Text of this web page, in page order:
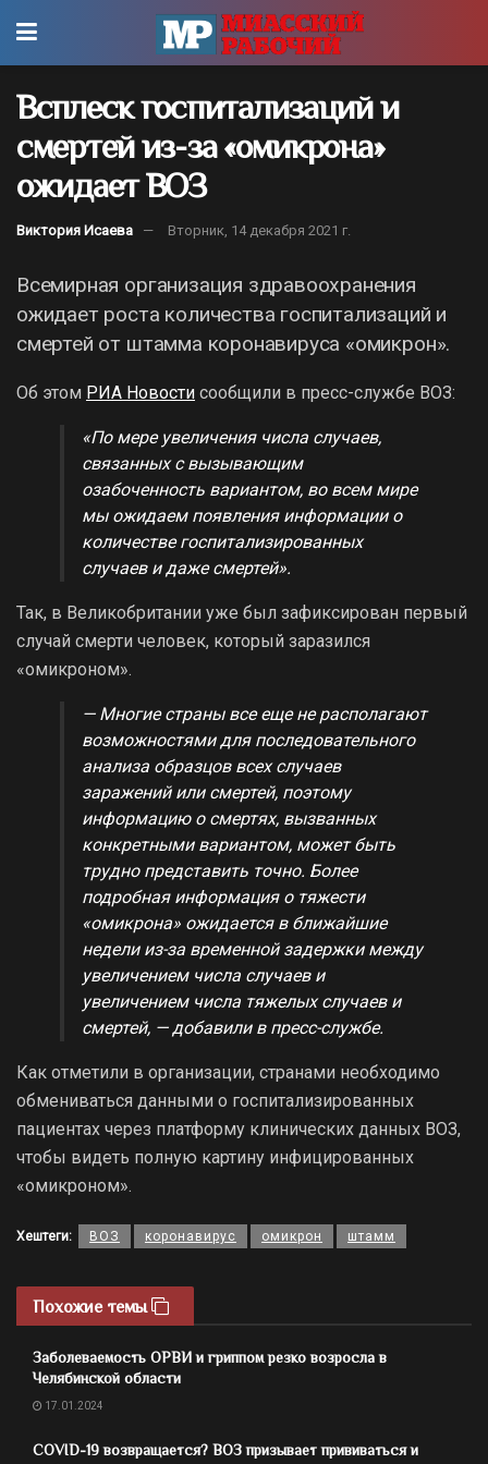
Всплеск госпитализаций и
смертей из-за «омикрона»
ожидает ВОЗ
Виктория Исаева Вторник, 14 декабря 2021 г.
Всемирная организация здравоохранения
ожидает роста количества госпитализаций и
смертей от штамма коронавируса «омикрон».
Об этом РИА Новости сообщили в пресс-службе ВОЗ:
«По мере увеличения числа случаев,
связанных с вызывающим
озабоченность вариантом, во всем мире
мы ожидаем появления информации о
количестве госпитализированных
случаев и даже смертей».
Так, в Великобритании уже был зафиксирован первый
случай смерти человек, который заразился
«омикроном».
— Многие страны все еще не располагают
возможностями для последовательного
анализа образцов всех случаев
заражений или смертей, поэтому
информацию о смертях, вызванных
конкретными вариантом, может быть
трудно представить точно. Более
подробная информация о тяжести
«омикрона» ожидается в ближайшие
недели из-за временной задержки между
увеличением числа случаев и
увеличением числа тяжелых случаев и
смертей, — добавили в пресс-службе.
Как отметили в организации, странами необходимо
обмениваться данными о госпитализированных
пациентах через платформу клинических данных ВОЗ,
чтобы видеть полную картину инфицированных
«омикроном».
Хештеги: ВОЗ коронавирус омикрон штамм
Похожие темы
Заболеваемость ОРВИ и гриппом резко возросла в
Челябинской области
17.01.2024
COVID-19 возвращается? ВОЗ призывает прививаться и